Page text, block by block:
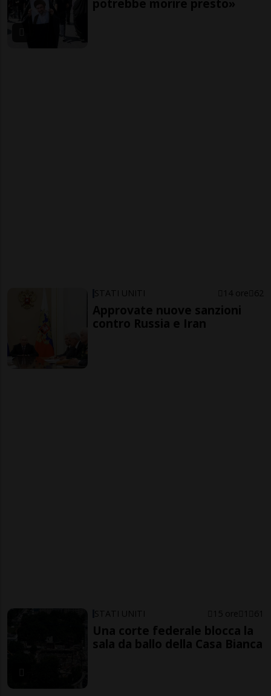
potrebbe morire presto»
STATI UNITI 14 ore 62
Approvate nuove sanzioni
contro Russia e Iran
STATI UNITI 15 ore 1 61
Una corte federale blocca la
sala da ballo della Casa Bianca